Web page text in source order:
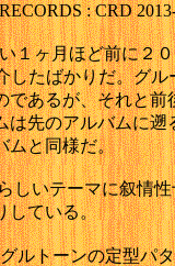
: CRD
１ヶ月ほど前に２
したばかりだ。グ
あるが、それと
先のアルバムに
ムと同様だ。
いテーマに叙情性
している。
トーンの定型パ